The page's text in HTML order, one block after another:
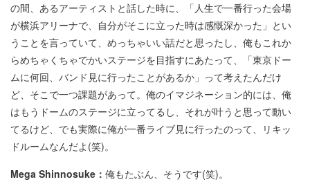
の間、あるアーティストと話した時に、「人生で一番行った会場
が横浜アリーナで、自分がそこに立った時は感慨深かった」とい
うことを言っていて、めっちゃいい話だと思ったし、俺もこれか
らめちゃくちゃでかいステージを目指すにあたって、「東京ドー
ムに何回、バンド見に行ったことがあるか」って考えたんだけ
ど、そこで一つ課題があって。俺のイマジネーション的には、俺
はもうドームのステージに立ってるし、それが叶うと思って動い
てるけど、でも実際に俺が一番ライブ見に行ったのって、リキッ
ドルームなんだよ(笑)。
Mega Shinnosuke： 俺もたぶん、そうです(笑)。